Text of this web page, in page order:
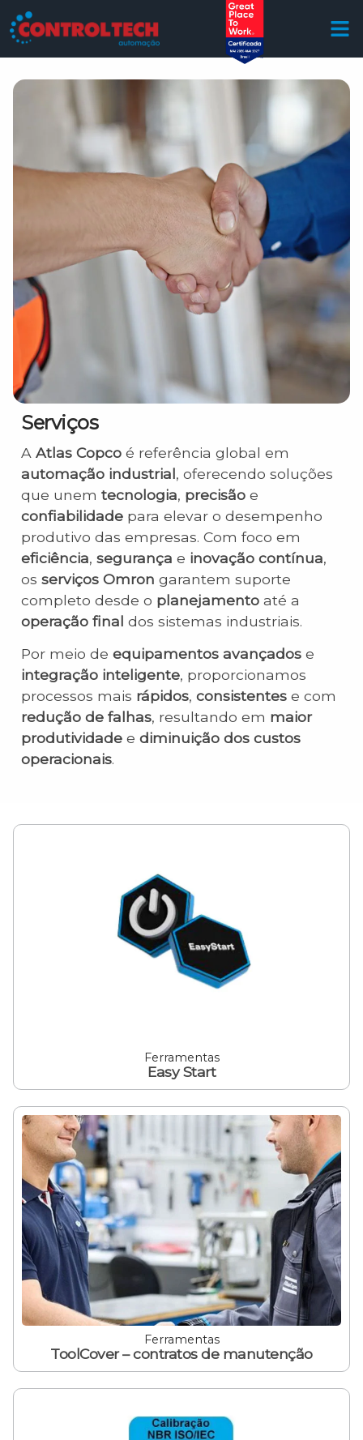
Serviços
A Atlas Copco é referência global em
automação industrial, oferecendo soluções
que unem tecnologia, precisão e
confiabilidade para elevar o desempenho
produtivo das empresas. Com foco em
eficiência, segurança e inovação contínua,
os serviços Omron garantem suporte
completo desde o planejamento até a
operação final dos sistemas industriais.
Por meio de equipamentos avançados e
integração inteligente, proporcionamos
processos mais rápidos, consistentes e com
redução de falhas, resultando em maior
produtividade e diminuição dos custos
operacionais.
Ferramentas
Easy Start
Ferramentas
ToolCover – contratos de manutenção